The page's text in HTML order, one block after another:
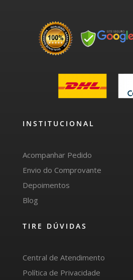
INSTITUCIONAL
Acompanhar Pedido
Envio do Comprovante
Depoimentos
Blog
TIRE DÚVIDAS
Central de Atendimento
Política de Privacidade